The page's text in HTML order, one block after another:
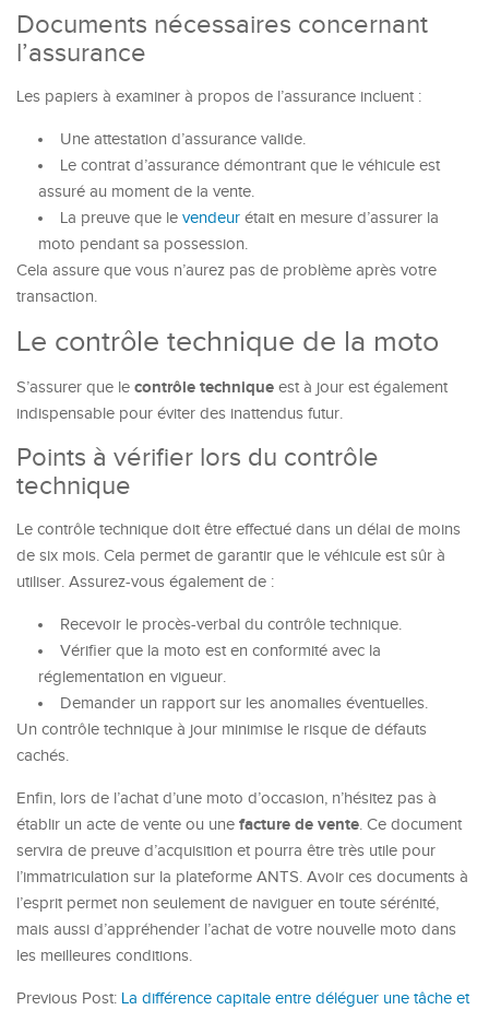
Documents nécessaires concernant
l’assurance
Les papiers à examiner à propos de l’assurance incluent :
Une attestation d’assurance valide.
Le contrat d’assurance démontrant que le véhicule est
assuré au moment de la vente.
La preuve que le vendeur était en mesure d’assurer la
moto pendant sa possession.
Cela assure que vous n’aurez pas de problème après votre
transaction.
Le contrôle technique de la moto
S’assurer que le contrôle technique est à jour est également
indispensable pour éviter des inattendus futur.
Points à vérifier lors du contrôle
technique
Le contrôle technique doit être effectué dans un délai de moins
de six mois. Cela permet de garantir que le véhicule est sûr à
utiliser. Assurez-vous également de :
Recevoir le procès-verbal du contrôle technique.
Vérifier que la moto est en conformité avec la
réglementation en vigueur.
Demander un rapport sur les anomalies éventuelles.
Un contrôle technique à jour minimise le risque de défauts
cachés.
Enfin, lors de l’achat d’une moto d’occasion, n’hésitez pas à
établir un acte de vente ou une facture de vente. Ce document
servira de preuve d’acquisition et pourra être très utile pour
l’immatriculation sur la plateforme ANTS. Avoir ces documents à
l’esprit permet non seulement de naviguer en toute sérénité,
mais aussi d’appréhender l’achat de votre nouvelle moto dans
les meilleures conditions.
Previous Post: La différence capitale entre déléguer une tâche et